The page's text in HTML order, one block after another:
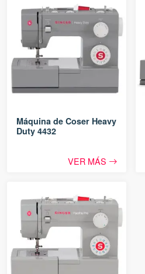
Máquina de Coser Heavy
Duty 4432
VER MÁS